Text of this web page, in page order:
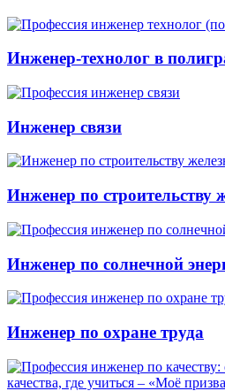
Инженер-технолог в
Инженер связи
Инженер по строительству
Инженер по солнечной
Инженер по охране труда